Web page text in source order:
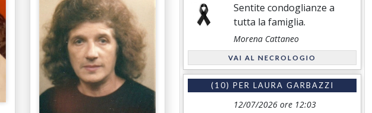
Sentite condoglianze a
tutta la famiglia.
Morena Cattaneo
VAI AL NECROLOGIO
(10) PER LAURA GARBAZZI
12/07/2026 ore 12:03